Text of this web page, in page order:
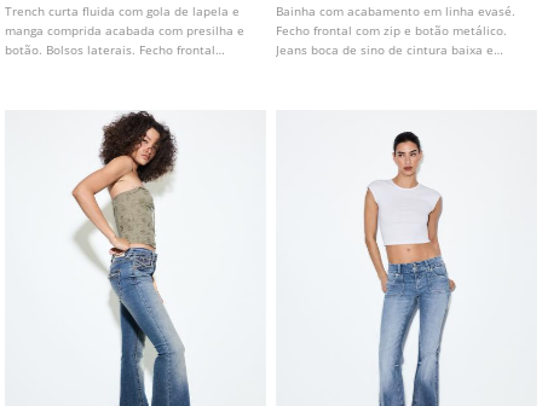
Trench curta fluida com gola de lapela e
manga comprida acabada com presilha e
botão. Bolsos laterais. Fecho frontal
Bainha com acabamento em linha evasé.
Fecho frontal com zip e botão metálico.
Jeans boca de sino de cintura baixa e